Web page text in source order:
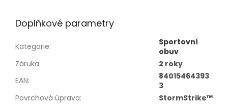
Doplňkové parametry
Kategorie:
Sportovní
obuv
Záruka:
2 roky
EAN:
84015464393
3
Povrchová úprava:
StormStrike™